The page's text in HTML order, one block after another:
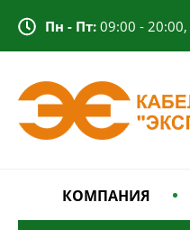
Пн - Пт: 09:00 - 20:00,
КОМПАНИЯ